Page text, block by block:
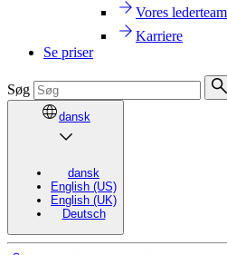
Vores lederteam
Karriere
Se priser
Søg
dansk
dansk
English (US)
English (UK)
Deutsch